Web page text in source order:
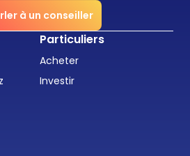
à un conseiller
Particuliers
Acheter
Investir